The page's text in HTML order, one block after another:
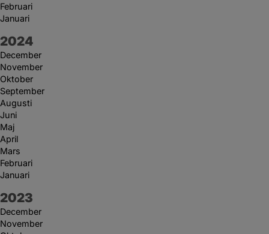
Februari
Januari
År:
2024
December
November
Oktober
September
Augusti
Juni
Maj
April
Mars
Februari
Januari
År:
2023
December
November